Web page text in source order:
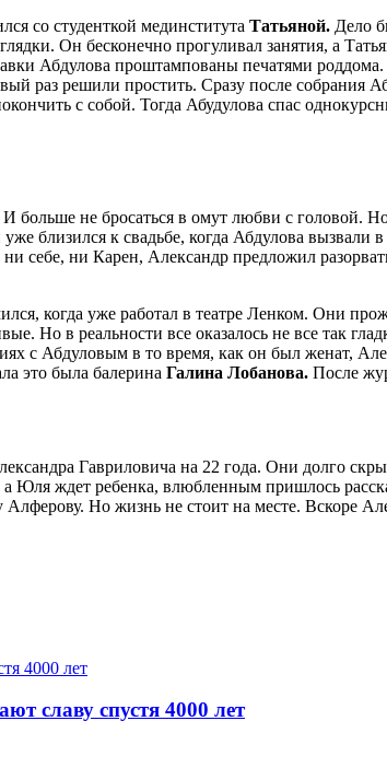
со студенткой мединститута Татьяной. Дело
Он бесконечно прогуливал занятия, а
Абдулова проштампованы печатями
раз решили простить. Сразу после собрания
с собой. Тогда Абудулова спас
И больше не бросаться в омут любви с
близился к свадьбе, когда Абдулова вызвали
ни Карен, Александр предложил
когда уже работал в театре Ленком. Они
Но в реальности все оказалось не все так
с Абдуловым в то время, как он был женат,
это была балерина Галина Лобанова. После
Гавриловича на 22 года. Они долго
Юля ждет ребенка, влюбленным пришлось
Но жизнь не стоит на месте. Вскоре
славу спустя 4000 лет